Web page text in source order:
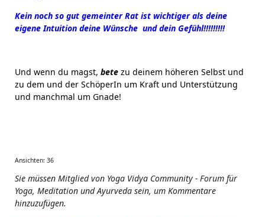
Kein noch so gut gemeinter Rat ist wichtiger als deine
eigene Intuition deine Wünsche und dein Gefühl!!!!!!!!!
Und wenn du magst, bete zu deinem höheren Selbst und
zu dem und der SchöperIn um Kraft und Unterstützung
und manchmal um Gnade!
Ansichten: 36
Sie müssen Mitglied von Yoga Vidya Community - Forum für
Yoga, Meditation und Ayurveda sein, um Kommentare
hinzuzufügen.